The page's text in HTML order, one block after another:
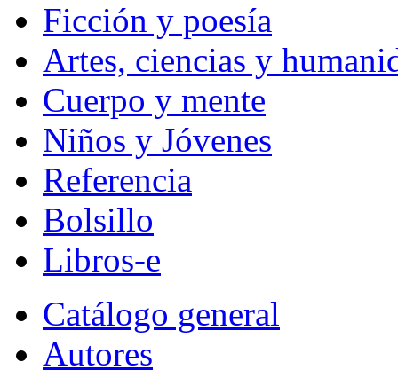
Ficción y poesía
Artes, ciencias y
Cuerpo y mente
Niños y Jóvenes
Referencia
Bolsillo
Libros-e
Catálogo general
Autores